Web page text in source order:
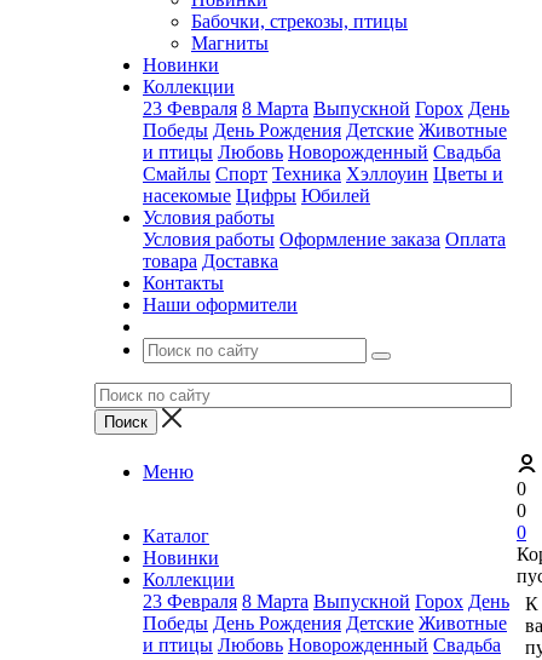
Бабочки, стрекозы, птицы
Магниты
Новинки
Коллекции
23 Февраля 8 Марта Выпускной Горох День
Победы День Рождения Детские Животные
и птицы Любовь Новорожденный Свадьба
Смайлы Спорт Техника Хэллоуин Цветы и
насекомые Цифры Юбилей
Условия работы
Условия работы Оформление заказа Оплата
товара Доставка
Контакты
Наши оформители
Меню
Каталог
Новинки
Коллекции
23 Февраля 8 Марта Выпускной Горох День
Победы День Рождения Детские Животные
и птицы Любовь Новорожденный Свадьба
0
0
0
К